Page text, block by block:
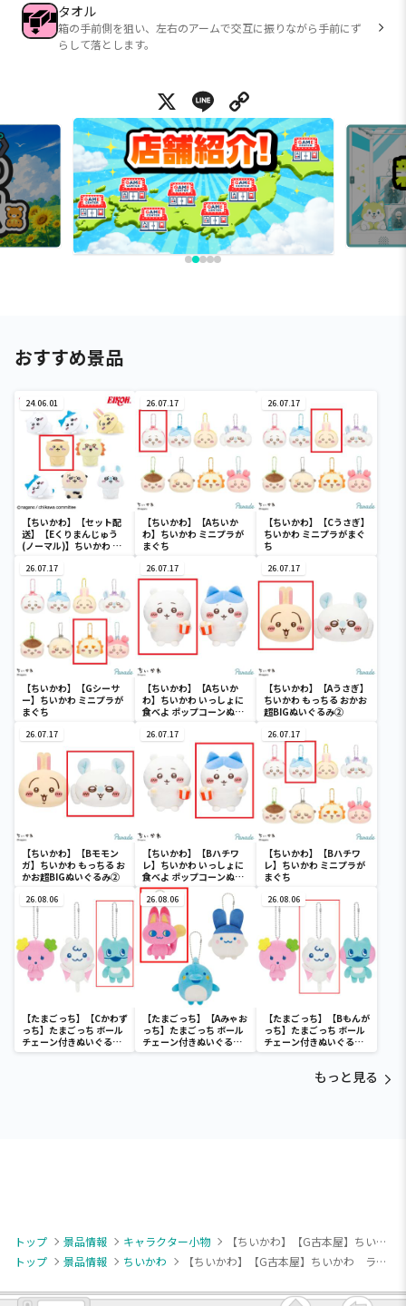
タオル
箱の手前側を狙い、左右のアームで交互に振りながら手前にず
らして落とします。
X Line
おすすめ景品
24.06.01
【ちいかわ】【セット配
送】【Eくりまんじゅう
(ノーマル)】ちいかわ イ
４
26.07.17
【ちいかわ】【Aちいか
わ】ちいかわ ミニプラが
まぐち
26.07.17
【ちいかわ】【Cうさぎ】
ちいかわ ミニプラがまぐ
ち
26.07.17
【ちいかわ】【Gシーサ
ー】ちいかわ ミニプラが
まぐち
26.07.17
【ちいかわ】【Aちいか
わ】ちいかわ いっしょに
食べよ ポップコーンぬい
26.07.17
【ちいかわ】【Aうさぎ】
ちいかわ もっちる おかお
超BIGぬいぐるみ②
26.07.17
【ちいかわ】【Bモモン
ガ】ちいかわ もっちる お
かお超BIGぬいぐるみ②
26.07.17
【ちいかわ】【Bハチワ
レ】ちいかわ いっしょに
食べよ ポップコーンぬい
ぐるみ
26.07.17
【ちいかわ】【Bハチワ
レ】ちいかわ ミニプラが
まぐち
26.08.06
【たまごっち】【Cかわず
っち】たまごっち ボール
チェーン付きぬいぐるみ
～Tamagotchi
26.08.06
【たまごっち】【Aみゃお
っち】たまごっち ボール
チェーン付きぬいぐるみ
～Tamagotchi
26.08.06
【たまごっち】【Bもんが
っち】たまごっち ボール
チェーン付きぬいぐるみ
～Tamagotchi
もっと見る
トップ 景品情報 キャラクター小物
【ちいかわ】【G古本屋】ちいかわ ラインストーンキーホルダー2
トップ
景品情報 ちいかわ 【ちいかわ】【G古本屋】ちいかわ ラインストーンキーホルダー2